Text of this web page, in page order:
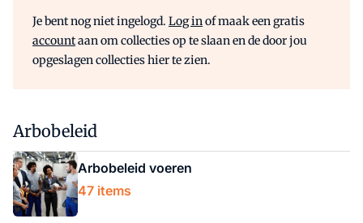
Je bent nog niet ingelogd. Log in of maak een gratis
accountaan om collecties op te slaan en de door jou
opgeslagen collecties hier te zien.
Arbobeleid
Arbobeleid voeren
47 items